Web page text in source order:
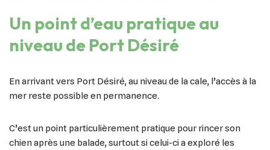
Un point d’eau pratique au
niveau de Port Désiré
En arrivant vers Port Désiré, au niveau de la cale, l’accès à la
mer reste possible en permanence.
C’est un point particulièrement pratique pour rincer son
chien après une balade, surtout si celui-ci a exploré les